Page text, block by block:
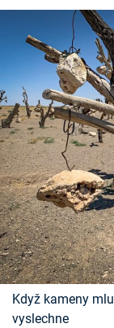
Když kameny
vyslechne